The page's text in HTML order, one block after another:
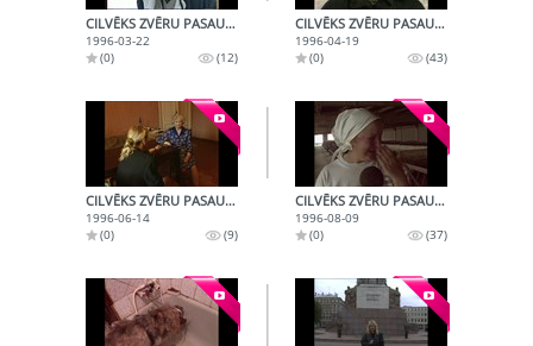
CILVĒKS ZVĒRU PASAULĒ (1996-03-22)
1996-03-22
(0)
(12)
CILVĒKS ZVĒRU PASAULĒ (1996-04-19)
1996-04-19
(0)
(43)
CILVĒKS ZVĒRU PASAULĒ (1996-06-14)
1996-06-14
(0)
(9)
CILVĒKS ZVĒRU PASAULĒ (1996-08-09)
1996-08-09
(0)
(37)